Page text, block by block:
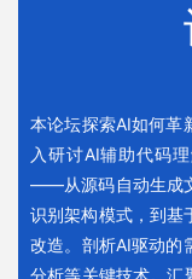
本论坛探索AI如何革
入研讨AI辅助代码
——从源码自动生成
识别架构模式，到基
改造。剖析AI驱动的
分析等关键技术。汇